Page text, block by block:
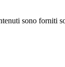
sono forniti